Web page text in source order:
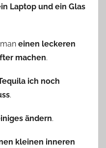
Laptop und ein Glas
einen leckeren
machen.
ich noch
.
ändern.
kleinen inneren